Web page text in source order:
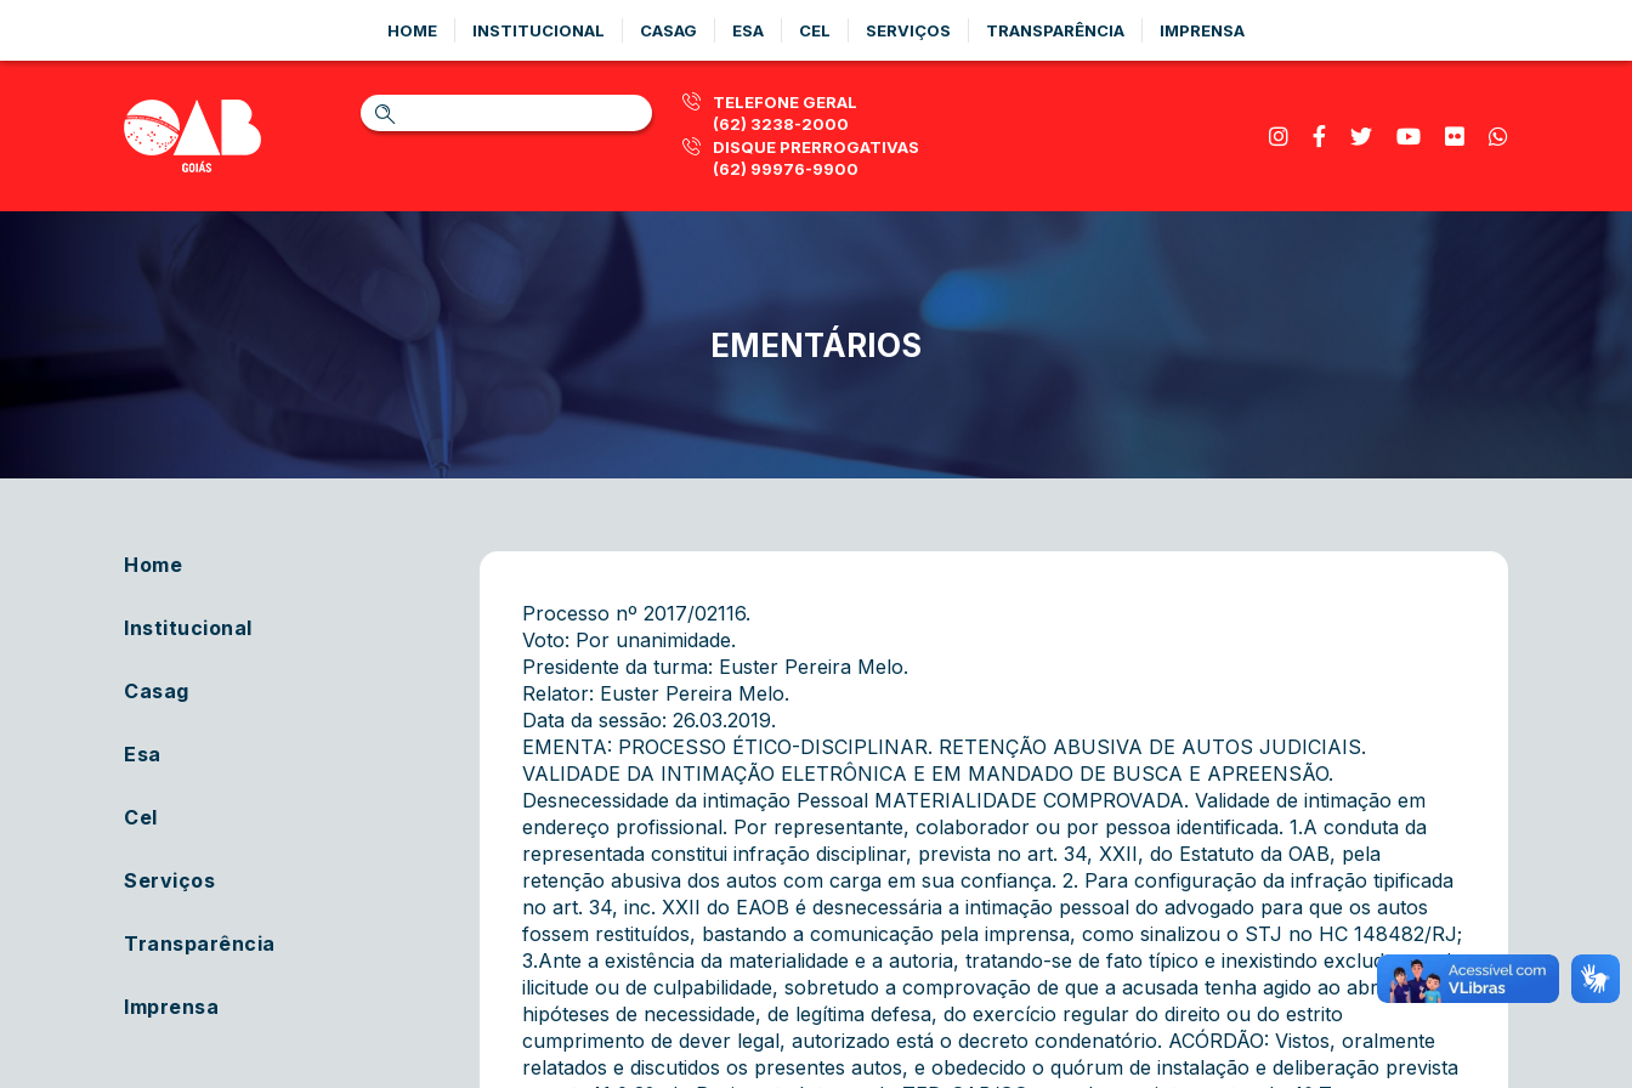
HOME INSTITUCIONAL CASAG ESA CEL SERVIÇOS TRANSPARÊNCIA IMPRENSA
TELEFONE GERAL
(62) 3238-2000
DISQUE PRERROGATIVAS
(62) 99976-9900
EMENTÁRIOS
Home
Institucional
Casag
Esa
Cel
Serviços
Transparência
Imprensa
Processo nº 2017/02116.
Voto: Por unanimidade.
Presidente da turma: Euster Pereira Melo.
Relator: Euster Pereira Melo.
Data da sessão: 26.03.2019.
EMENTA: PROCESSO ÉTICO-DISCIPLINAR. RETENÇÃO ABUSIVA DE AUTOS JUDICIAIS.
VALIDADE DA INTIMAÇÃO ELETRÔNICA E EM MANDADO DE BUSCA E APREENSÃO.
Desnecessidade da intimação Pessoal MATERIALIDADE COMPROVADA. Validade de intimação em
endereço profissional. Por representante, colaborador ou por pessoa identificada. 1.A conduta da
representada constitui infração disciplinar, prevista no art. 34, XXII, do Estatuto da OAB, pela
retenção abusiva dos autos com carga em sua confiança. 2. Para configuração da infração tipificada
no art. 34, inc. XXII do EAOB é desnecessária a intimação pessoal do advogado para que os autos
fossem restituídos, bastando a comunicação pela imprensa, como sinalizou o STJ no HC 148482/RJ;
3.Ante a existência da materialidade e a autoria, tratando-se de fato típico e inexistindo excludentes de
ilicitude ou de culpabilidade, sobretudo a comprovação de que a acusada tenha agido ao abrigo das
hipóteses de necessidade, de legítima defesa, do exercício regular do direito ou do estrito
cumprimento de dever legal, autorizado está o decreto condenatório. ACÓRDÃO: Vistos, oralmente
relatados e discutidos os presentes autos, e obedecido o quórum de instalação e deliberação prevista